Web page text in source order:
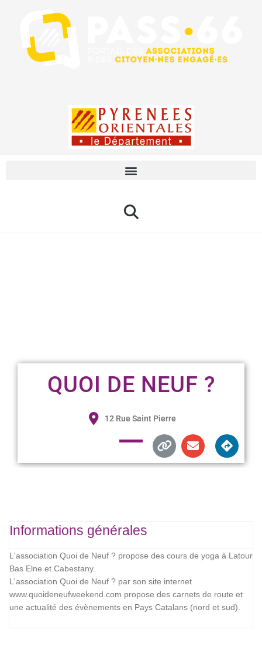
QUOI DE NEUF ?
12 Rue Saint Pierre
Informations générales
L'association Quoi de Neuf ? propose des cours de yoga à Latour
Bas Elne et Cabestany.
L'association Quoi de Neuf ? par son site internet
www.quoideneufweekend.com propose des carnets de route et
une actualité des évènements en Pays Catalans (nord et sud).